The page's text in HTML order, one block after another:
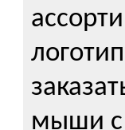
мыши с